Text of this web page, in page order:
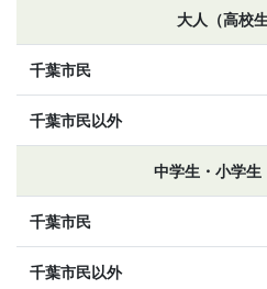
大人（高校
中学生・小学生